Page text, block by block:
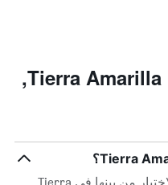
حقائق حول الإقامة في Tierra Amarilla,